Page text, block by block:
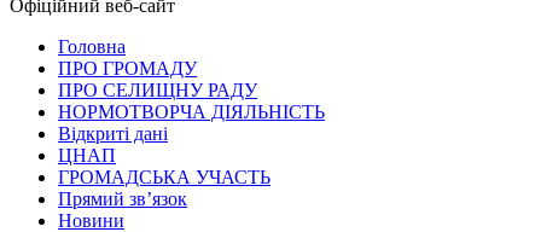
Офіційний веб-сайт
Головна
ПРО ГРОМАДУ
ПРО СЕЛИЩНУ РАДУ
НОРМОТВОРЧА ДІЯЛЬНІСТЬ
Відкриті дані
ЦНАП
ГРОМАДСЬКА УЧАСТЬ
Прямий зв’язок
Новини